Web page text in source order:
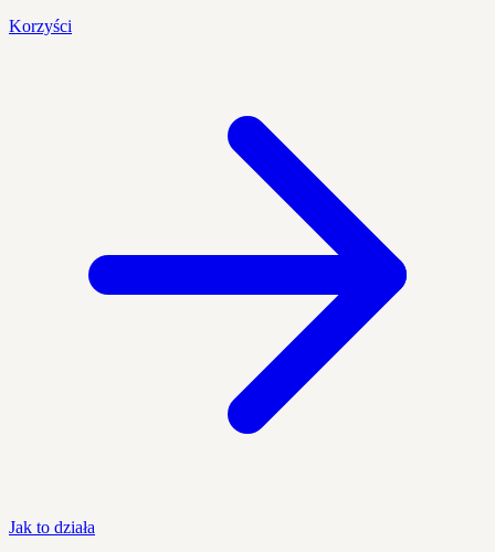
Korzyści
Jak to działa